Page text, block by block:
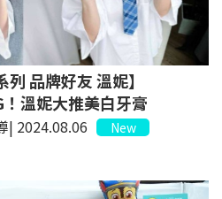
列 品牌好友 溫妮】
溫妮大推美白牙膏
| 2024.08.06 New